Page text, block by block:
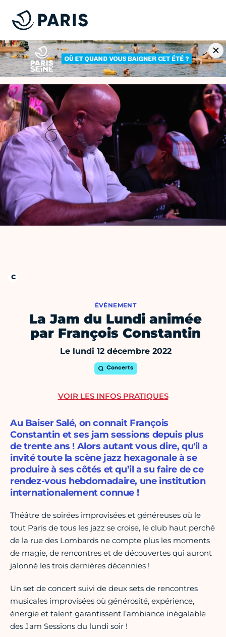
ÉVÈNEMENT
La Jam du Lundi animée
par François Constantin
Le lundi 12 décembre 2022
Concerts
Au Baiser Salé, on connait François
Constantin et ses jam sessions depuis plus
de trente ans ! Alors autant vous dire, qu'il a
invité toute la scène jazz hexagonale à se
produire à ses côtés et qu’il a su faire de ce
rendez-vous hebdomadaire, une institution
internationalement connue !
Théâtre de soirées improvisées et généreuses où le
tout Paris de tous les jazz se croise, le club haut perché
de la rue des Lombards ne compte plus les moments
de magie, de rencontres et de découvertes qui auront
jalonné les trois dernières décennies !
Un set de concert suivi de deux sets de rencontres
musicales improvisées où générosité, expérience,
énergie et talent garantissent l’ambiance inégalable
des Jam Sessions du lundi soir !
VOIR LES INFOS PRATIQUES